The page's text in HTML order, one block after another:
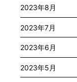
2023年8月
2023年7月
2023年6月
2023年5月